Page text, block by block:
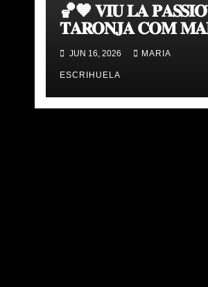
🏀🧡 𝐕𝐈𝐔 𝐋𝐀 𝐏𝐀𝐒𝐒𝐈𝐎́
𝐓𝐀𝐑𝐎𝐍𝐉𝐀 𝐂𝐎𝐌
𝐀𝐁𝐀𝐍𝐒 | 𝐌𝐔𝐒𝐄𝐔 &
𝐓𝐎𝐔𝐑 𝐕𝐀𝐋𝐄𝐍𝐂𝐈𝐀
𝐁𝐀𝐒𝐊𝐄𝐓
JUN 16, 2026 MARIA
ESCRIHUELA